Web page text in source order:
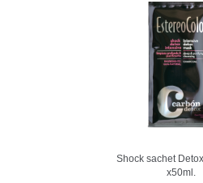
Shock sachet
x50ml.